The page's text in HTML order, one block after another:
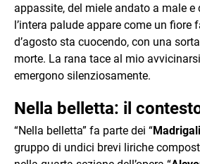
appassite, del miele andato a male e
l’intera palude appare come un fiore
d’agosto sta cuocendo, con una
morte. La rana tace al mio
emergono silenziosamente.
Nella belletta: il
“Nella belletta” fa parte dei “
gruppo di undici brevi liriche